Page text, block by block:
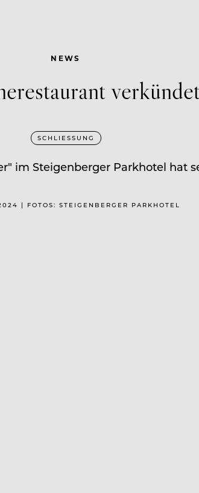
NEWS
SCHLIESSUNG
im Steigenberger Parkhotel hat
| FOTOS: STEIGENBERGER PARKHOTEL